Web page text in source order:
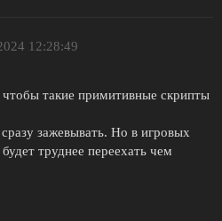
12:28:49
такие примитивные скрипты
зажевывать. Но в игровых
труднее переехать чем